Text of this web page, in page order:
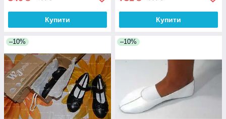
Купити Купити
–10% –10%